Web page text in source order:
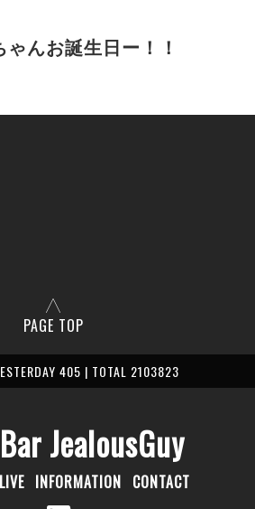
ゃんお誕生日ー！！
PAGE TOP
405 | TOTAL 2103823
JealousGuy
LIVE INFORMATION CONTACT